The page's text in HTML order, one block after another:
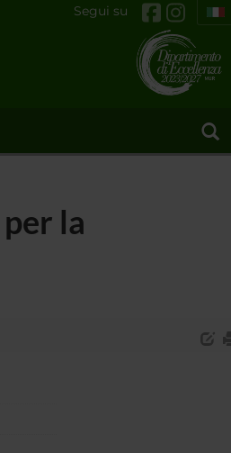
Segui su
la